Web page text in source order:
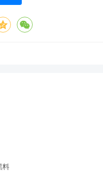
料